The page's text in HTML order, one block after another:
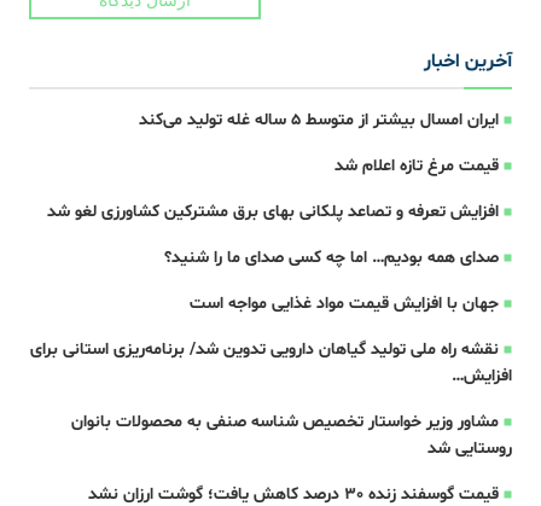
آخرین اخبار
ایران امسال بیشتر از متوسط 5 ساله غله تولید می‌کند
قیمت مرغ تازه اعلام شد
افزایش تعرفه و تصاعد پلکانی بهای برق مشترکین کشاورزی لغو شد
صدای همه بودیم… اما چه کسی صدای ما را شنید؟
جهان با افزایش قیمت مواد غذایی مواجه است
نقشه راه ملی تولید گیاهان دارویی تدوین شد/ برنامه‌ریزی استانی برای
افزایش…
مشاور وزیر خواستار تخصیص شناسه صنفی به محصولات بانوان
روستایی شد
قیمت گوسفند زنده 30 درصد کاهش یافت؛ گوشت ارزان نشد